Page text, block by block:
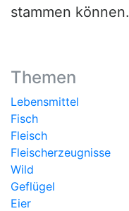
stammen können.
Themen
Lebensmittel
Fisch
Fleisch
Fleischerzeugnisse
Wild
Geflügel
Eier